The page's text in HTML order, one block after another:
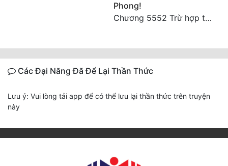
Phong!
Chương 5552 Trừ hợp tác, không còn cách nào khác!
Các Đại Năng Đã Để Lại Thần Thức
Lưu ý: Vui lòng tải app để có thể lưu lại thần thức trên truyện
này